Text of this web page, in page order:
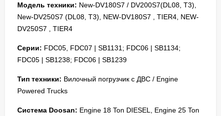
Модель техники: New-DV180S7 / DV200S7(DL08, T3),
New-DV250S7 (DL08, T3), NEW-DV180S7 , TIER4, NEW-
DV250S7 , TIER4
Серии: FDC05, FDC07 | SB1131; FDC06 | SB1134;
FDC05 | SB1238; FDC06 | SB1239
Тип техники: Вилочный погрузчик с ДВС / Engine
Powered Trucks
Система Doosan: Engine 18 Ton DIESEL, Engine 25 Ton